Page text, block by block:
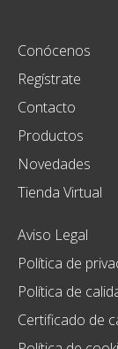
Conócenos
Regístrate
Contacto
Productos
Novedades
Tienda Virtual
Aviso Legal
Política de
Política de
Certificado de